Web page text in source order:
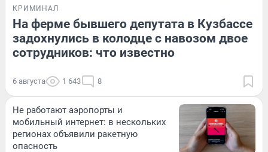
КРИМИНАЛ
На ферме бывшего депутата в Кузбассе
задохнулись в колодце с навозом двое
сотрудников: что известно
6 августа 1 643 8
Не работают аэропорты и
мобильный интернет: в нескольких
регионах объявили ракетную
опасность